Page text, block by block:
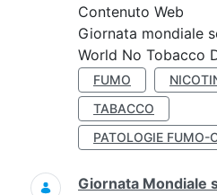
Contenuto Web
Giornata mondiale
World No Tobacco
FUMO
TABACCO
PATOLOGIE FUMO-
Giornata Mondiale